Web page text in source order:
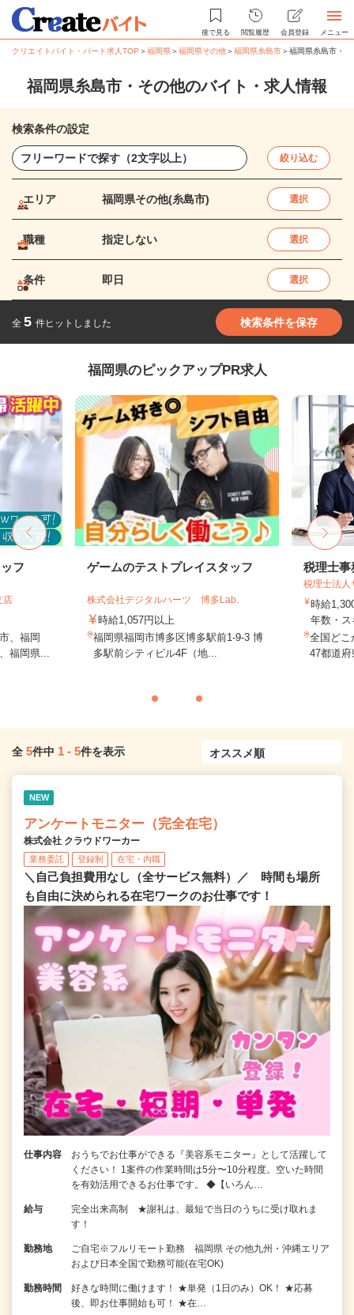
後で見る 閲覧履歴 会員登録 メニュー
クリエイトバイト・パート求人TOP ＞福岡県＞福岡県その他＞福岡県糸島市＞福岡県糸島市・
福岡県糸島市・その他のバイト・求人情報
検索条件の設定
絞り込む
エリア 福岡県その他(糸島市) 選択
職種 指定しない 選択
条件 即日 選択
全 5 件ヒットしました 検索条件を保存
福岡県のピックアップPR求人
フ
店
、福岡
福岡県...
ゲームのテストプレイスタッフ
株式会社デジタルハーツ 博多Lab.
時給1,057円以上
福岡県福岡市博多区博多駅前1-9-3 博
多駅前シティビル4F（地...
税理士事
税理士法人
時給
年数・
全国どこ
47都道
全 5件中 1 - 5件を表示
NEW
アンケートモニター（完全在宅）
株式会社 クラウドワーカー
業務委託 登録制 在宅・内職
＼自己負担費用なし（全サービス無料）／ 時間も場所
も自由に決められる在宅ワークのお仕事です！
仕事内容
おうちでお仕事ができる『美容系モニター』として活躍して
ください！ 1案件の作業時間は5分〜10分程度。空いた時間
を有効活用できるお仕事です。 ◆【いろん…
給与
完全出来高制 ★謝礼は、最短で当日のうちに受け取れま
す！
勤務地
ご自宅※フルリモート勤務 福岡県 その他九州・沖縄エリア
および日本全国で勤務可能(在宅OK)
勤務時間
好きな時間に働けます！ ★単発（1日のみ）OK！ ★応募
後、即お仕事開始も可！ ★在…